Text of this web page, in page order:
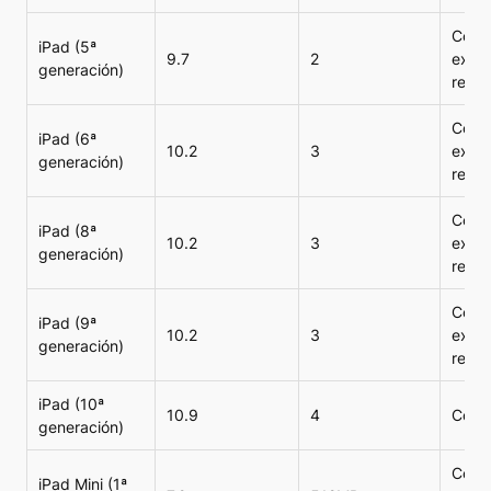
iPad (5ª
generación)
9.7 2
iPad (6ª
generación)
10.2 3
iPad (8ª
generación)
10.2 3
iPad (9ª
generación)
10.2 3
iPad (10ª
generación)
10.9 4
iPad Mini (1ª